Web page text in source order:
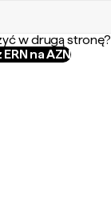
w drugą stronę?
na AZN